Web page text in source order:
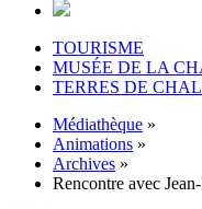
TOURISME
MUSÉE DE LA
TERRES DE
Médiathèque »
Animations »
Archives »
Rencontre avec